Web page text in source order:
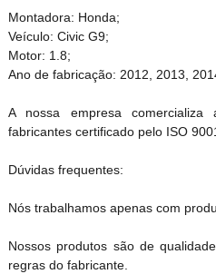
Montadora: Honda;
Veículo: Civic G9;
Motor: 1.8;
Ano de fabricação: 2012, 2013,
A nossa empresa comercializa
fabricantes certificado pelo ISO
Dúvidas frequentes:
Nós trabalhamos apenas com
Nossos produtos são de
regras do fabricante.